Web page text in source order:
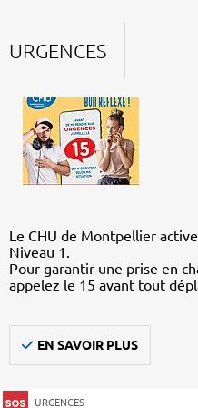
URGENCES
Le CHU de Montpellier
Niveau 1.
Pour garantir une prise en
appelez le 15 avant tout
EN SAVOIR PLUS
URGENCES